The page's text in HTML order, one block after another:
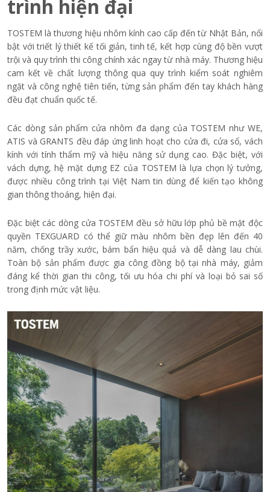
trình hiện đại
TOSTEM là thương hiệu nhôm kính cao cấp đến từ Nhật Bản, nổi
bật với triết lý thiết kế tối giản, tinh tế, kết hợp cùng độ bền vượt
trội và quy trình thi công chính xác ngay từ nhà máy. Thương hiệu
cam kết về chất lượng thông qua quy trình kiểm soát nghiêm
ngặt và công nghệ tiên tiến, từng sản phẩm đến tay khách hàng
đều đạt chuẩn quốc tế.
Các dòng sản phẩm cửa nhôm đa dạng của TOSTEM như WE,
ATIS và GRANTS đều đáp ứng linh hoạt cho cửa đi, cửa sổ, vách
kính với tính thẩm mỹ và hiệu năng sử dụng cao. Đặc biệt, với
vách dựng, hệ mặt dựng EZ của TOSTEM là lựa chọn lý tưởng,
được nhiều công trình tại Việt Nam tin dùng để kiến tạo không
gian thông thoáng, hiện đại.
Đặc biệt các dòng cửa TOSTEM đều sở hữu lớp phủ bề mặt độc
quyền TEXGUARD có thể giữ màu nhôm bền đẹp lên đến 40
năm, chống trầy xước, bám bẩn hiệu quả và dễ dàng lau chùi.
Toàn bộ sản phẩm được gia công đồng bộ tại nhà máy, giảm
đáng kể thời gian thi công, tối ưu hóa chi phí và loại bỏ sai số
trong định mức vật liệu.